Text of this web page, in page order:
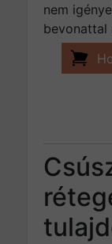
nem
bevonattal